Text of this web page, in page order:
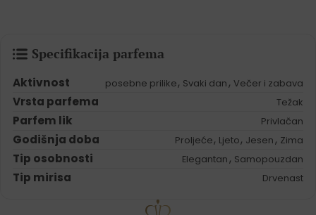
Specifikacija parfema
Aktivnost posebne prilike, Svaki dan , Večer i zabava
Vrsta parfema Težak
Parfem lik Privlačan
Godišnja doba Proljeće, Ljeto, Jesen , Zima
Tip osobnosti Elegantan , Samopouzdan
Tip mirisa Drvenast